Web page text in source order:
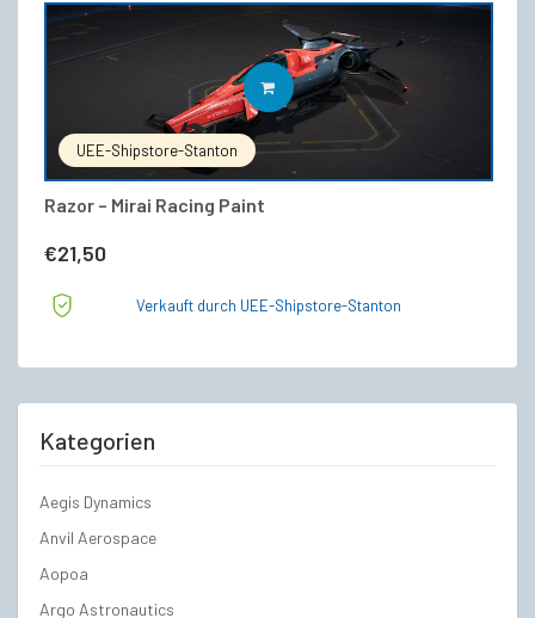
UEE-Shipstore-Stanton
Razor – Mirai Racing Paint
€21,50
IN DEN WARENKORB
Verkauft durch UEE-Shipstore-Stanton
Kategorien
Aegis Dynamics
Anvil Aerospace
Aopoa
Argo Astronautics